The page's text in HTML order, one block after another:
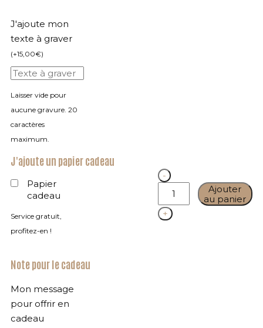
J'ajoute mon
texte à graver
(+15,00€)
Laisser vide pour
aucune gravure. 20
caractères
maximum.
J'ajoute un papier cadeau
Papier
cadeau
Service gratuit,
profitez-en !
Note pour le cadeau
Mon message
pour offrir en
cadeau
Quantity
Ajouter
au panier